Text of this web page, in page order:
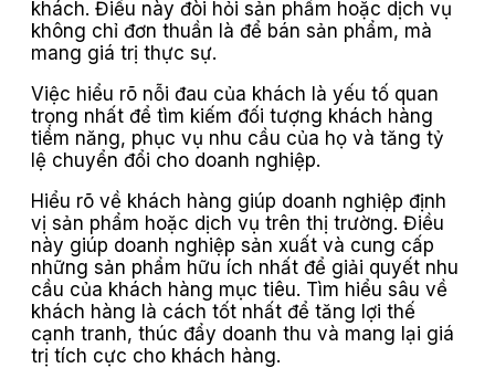
khách. Điều này đòi hỏi sản phẩm hoặc dịch vụ
không chỉ đơn thuần là để bán sản phẩm, mà
mang giá trị thực sự.
Việc hiểu rõ nỗi đau của khách là yếu tố quan
trọng nhất để tìm kiếm đối tượng khách hàng
tiềm năng, phục vụ nhu cầu của họ và tăng tỷ
lệ chuyển đổi cho doanh nghiệp.
Hiểu rõ về khách hàng giúp doanh nghiệp định
vị sản phẩm hoặc dịch vụ trên thị trường. Điều
này giúp doanh nghiệp sản xuất và cung cấp
những sản phẩm hữu ích nhất để giải quyết nhu
cầu của khách hàng mục tiêu. Tìm hiểu sâu về
khách hàng là cách tốt nhất để tăng lợi thế
cạnh tranh, thúc đẩy doanh thu và mang lại giá
trị tích cực cho khách hàng.